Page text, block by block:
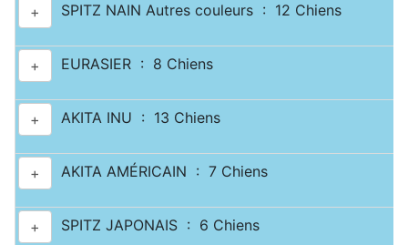
+ SPITZ NAIN Autres couleurs : 12 Chiens
+ EURASIER : 8 Chiens
+ AKITA INU : 13 Chiens
+ AKITA AMÉRICAIN : 7 Chiens
+ SPITZ JAPONAIS : 6 Chiens